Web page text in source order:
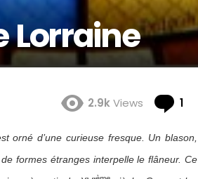
Lorraine
2.9kViews 1
orné d’une curieuse fresque. Un blason,
formes étranges interpelle le flâneur. Ce